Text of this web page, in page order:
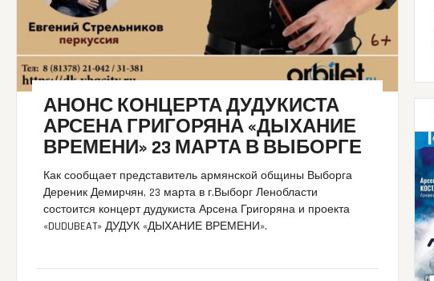
АНОНС КОНЦЕРТА ДУДУКИСТА
АРСЕНА ГРИГОРЯНА «ДЫХАНИЕ
ВРЕМЕНИ» 23 МАРТА В ВЫБОРГЕ
Как сообщает представитель армянской общины Выборга
Дереник Демирчян, 23 марта в г.Выборг Ленобласти
состоится концерт дудукиста Арсена Григоряна и проекта
«DUDUBEAT» ДУДУК «ДЫХАНИЕ ВРЕМЕНИ».